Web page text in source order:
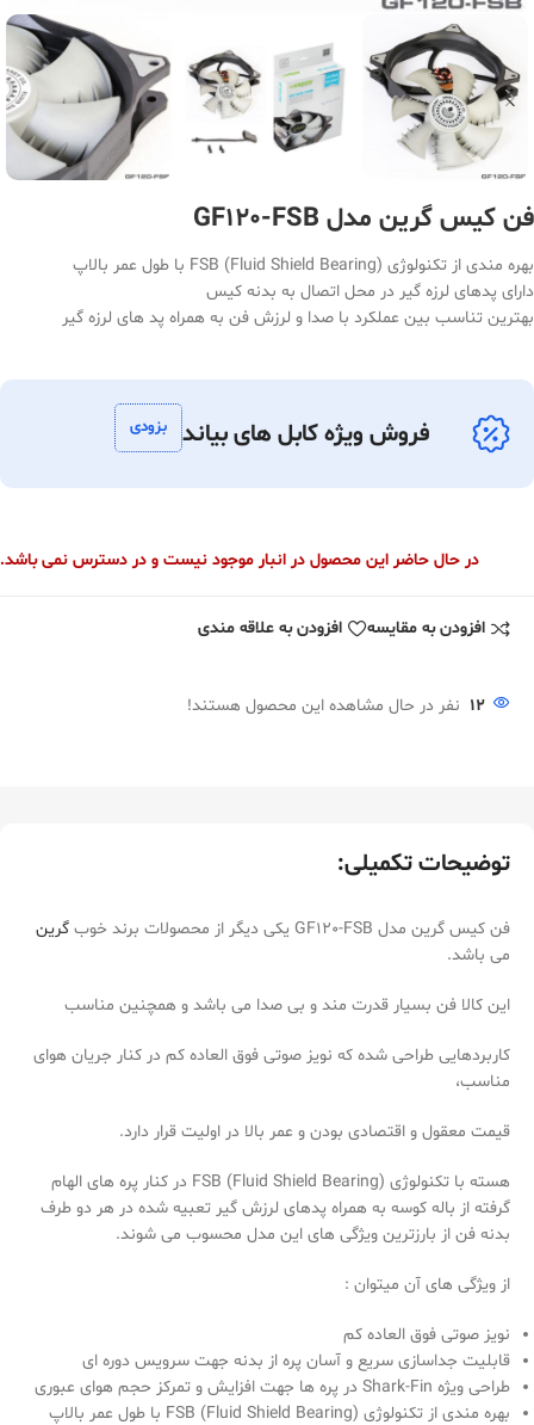
فن کیس گرین مدل GF120-FSB
بهره مندی از تکنولوژی (FSB (Fluid Shield Bearing با طول عمر بالاپ
دارای پدهای لرزه گیر در محل اتصال به بدنه کیس
بهترین تناسب بین عملکرد با صدا و لرزش فن به همراه پد های لرزه گیر
فروش ویژه کابل های بیاند بزودی
در حال حاضر این محصول در انبار موجود نیست و در دسترس نمی باشد.
افزودن به مقایسه افزودن به علاقه مندی
12 نفر در حال مشاهده این محصول هستند!
توضیحات تکمیلی:
فن کیس گرین مدل GF120-FSB یکی دیگر از محصولات برند خوب
گرین
می باشد.
این کالا فن بسیار قدرت مند و بی صدا می باشد و همچنین مناسب
کاربردهایی طراحی شده که نویز صوتی فوق العاده کم در کنار جریان هوای
مناسب،
قیمت معقول و اقتصادی بودن و عمر بالا در اولیت قرار دارد.
هسته با تکنولوژی (FSB (Fluid Shield Bearing در کنار پره های الهام
گرفته از باله کوسه به همراه پدهای لرزش گیر تعبیه شده در هر دو طرف
بدنه فن از بارزترین ویژگی های این مدل محسوب می شوند.
از ویژگی های آن میتوان :
نویز صوتی فوق العاده کم
قابلیت جداسازی سریع و آسان پره از بدنه جهت سرویس دوره ای
طراحی ویژه Shark-Fin در پره ها جهت افزایش و تمرکز حجم هوای عبوری
بهره مندی از تکنولوژی (FSB (Fluid Shield Bearing با طول عمر بالاپ